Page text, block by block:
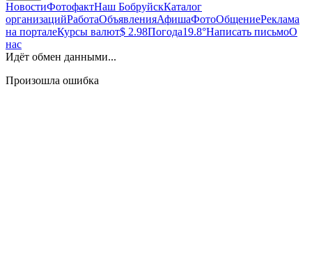
НовостиФотофактНаш БобруйскКаталог
организацийРаботаОбъявленияАфишаФотоОбщениеРеклама
на порталеКурсы валют$ 2.98Погода19.8°Написать письмоО
нас
Идёт обмен данными...
Произошла ошибка